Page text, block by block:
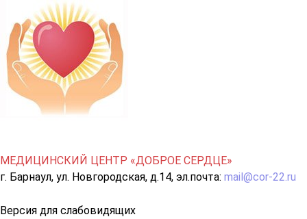
МЕДИЦИНСКИЙ ЦЕНТР «ДОБРОЕ СЕРДЦЕ»
г. Барнаул, ул. Новгородская, д.14, эл.почта: mail@cor-22.ru
Версия для слабовидящих